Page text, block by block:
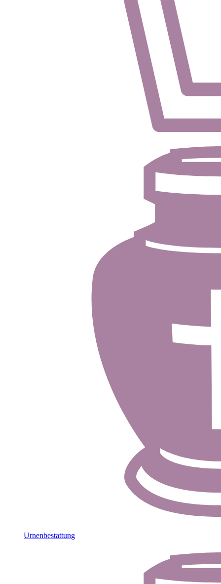
Urnenbestattung